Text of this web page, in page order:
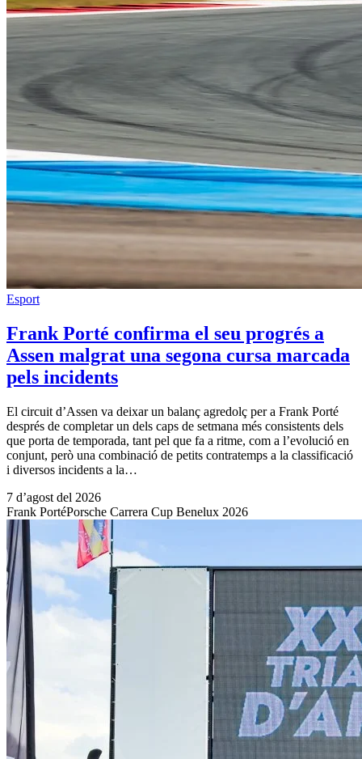
Esport
Frank Porté confirma el seu progrés a
Assen malgrat una segona cursa marcada
pels incidents
El circuit d’Assen va deixar un balanç agredolç per a Frank Porté
després de completar un dels caps de setmana més consistents dels
que porta de temporada, tant pel que fa a ritme, com a l’evolució en
conjunt, però una combinació de petits contratemps a la classificació
i diversos incidents a la…
7 d’agost del 2026
Frank PortéPorsche Carrera Cup Benelux 2026